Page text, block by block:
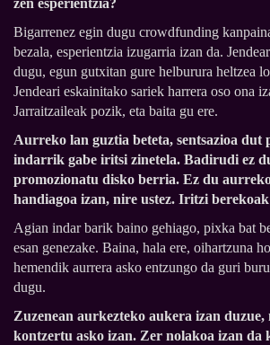
zen esperientzia?
Bigarrenez egin dugu crowdfunding
bezala, esperientzia izugarria izan da.
dugu, egun gutxitan gure helburura heltzea
Jendeari eskainitako sariek harrera oso ona
Jarraitzaileak pozik, eta baita gu ere.
Aurreko lan guztia beteta, sentsazioa dut
indarrik gabe iritsi zinetela. Badirudi ez
promozionatu disko berria. Ez du
handiagoa izan, nire ustez. Iritzi berekoak
Agian indar barik baino gehiago, pixka bat
esan genezake. Baina, hala ere, oihartzuna
hemendik aurrera asko entzungo da guri
dugu.
Zuzenean aurkezteko aukera izan duzue,
kontzertu asko izan. Zer nolakoa izan da